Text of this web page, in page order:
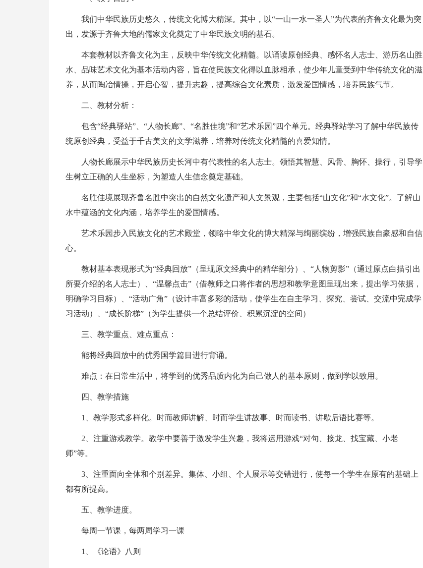
我们中华民族历史悠久，传统文化博大精深。其中，以“一山一水一圣人”为代表的齐鲁文化最为突
出，发源于齐鲁大地的儒家文化奠定了中华民族文明的基石。
本套教材以齐鲁文化为主，反映中华传统文化精髓。以诵读原创经典、感怀名人志士、游历名山胜
水、品味艺术文化为基本活动内容，旨在使民族文化得以血脉相承，使少年儿童受到中华传统文化的滋
养，从而陶冶情操，开启心智，提升志趣，提高综合文化素质，激发爱国情感，培养民族气节。
二、教材分析：
包含“经典驿站”、“人物长廊”、“名胜佳境”和“艺术乐园”四个单元。经典驿站学习了解中华民族传
统原创经典，受益于千古美文的文学滋养，培养对传统文化精髓的喜爱知情。
人物长廊展示中华民族历史长河中有代表性的名人志士。领悟其智慧、风骨、胸怀、操行，引导学
生树立正确的人生坐标，为塑造人生信念奠定基础。
名胜佳境展现齐鲁名胜中突出的自然文化遗产和人文景观，主要包括“山文化”和“水文化”。了解山
水中蕴涵的文化内涵，培养学生的爱国情感。
艺术乐园步入民族文化的艺术殿堂，领略中华文化的博大精深与绚丽缤纷，增强民族自豪感和自信
心。
教材基本表现形式为“经典回放”（呈现原文经典中的精华部分）、“人物剪影”（通过原点白描引出
所要介绍的名人志士）、“温馨点击”（借教师之口将作者的思想和教学意图呈现出来，提出学习依据，
明确学习目标）、“活动广角”（设计丰富多彩的活动，使学生在自主学习、探究、尝试、交流中完成学
习活动）、“成长阶梯”（为学生提供一个总结评价、积累沉淀的空间）
三、教学重点、难点重点：
能将经典回放中的优秀国学篇目进行背诵。
难点：在日常生活中，将学到的优秀品质内化为自己做人的基本原则，做到学以致用。
四、教学措施
1、教学形式多样化。时而教师讲解、时而学生讲故事、时而读书、讲歇后语比赛等。
2、注重游戏教学。教学中要善于激发学生兴趣，我将运用游戏“对句、接龙、找宝藏、小老
师”等。
3、注重面向全体和个别差异。集体、小组、个人展示等交错进行，使每一个学生在原有的基础上
都有所提高。
五、教学进度。
每周一节课，每两周学习一课
1、《论语》八则